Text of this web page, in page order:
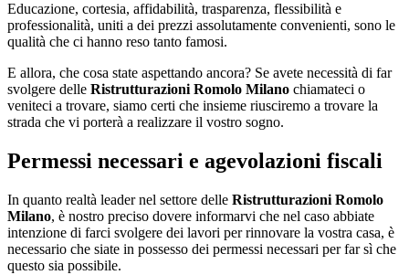
Educazione, cortesia, affidabilità, trasparenza, flessibilità e
professionalità, uniti a dei prezzi assolutamente convenienti, sono le
qualità che ci hanno reso tanto famosi.
E allora, che cosa state aspettando ancora? Se avete necessità di far
svolgere delle Ristrutturazioni Romolo Milano chiamateci o
veniteci a trovare, siamo certi che insieme riusciremo a trovare la
strada che vi porterà a realizzare il vostro sogno.
Permessi necessari e agevolazioni fiscali
In quanto realtà leader nel settore delle Ristrutturazioni Romolo
Milano, è nostro preciso dovere informarvi che nel caso abbiate
intenzione di farci svolgere dei lavori per rinnovare la vostra casa, è
necessario che siate in possesso dei permessi necessari per far sì che
questo sia possibile.